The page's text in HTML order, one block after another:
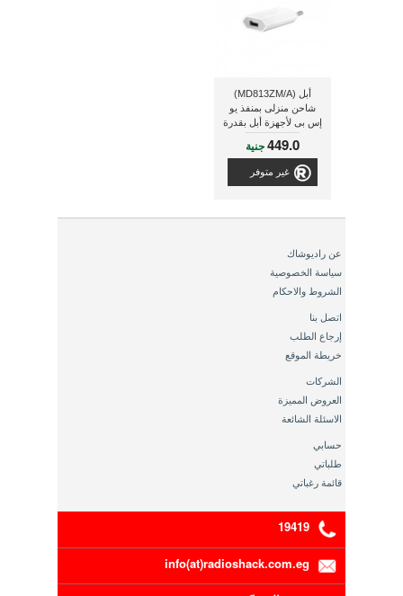
أبل (MD813ZM/A)
شاحن منزلى بمنفذ يو
إس بى لأجهزة أبل بقدرة
5 وات
449.0جنية
غير متوفر
عن راديوشاك
سياسة الخصوصية
الشروط والاحكام
اتصل بنا
إرجاع الطلب
خريطة الموقع
الشركات
العروض المميزة
الاسئلة الشائعة
حسابي
طلباتي
قائمة رغباتي
19419
info(at)radioshack.com.eg